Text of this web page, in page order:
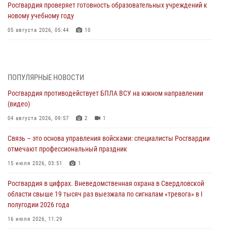
Росгвардия проверяет готовность образовательных учреждений к
новому учебному году
05 августа 2026, 05:44 10
04 августа 2026, 09:57 2
Росгвардия приняла участие в обеспечении безопасности Дня
города в Екатеринбурге
03 августа 2026, 07:43 3
Росгвардия приняла участие в межведомственном
антитеррористическом учении в Свердловской области
31 июля 2026, 12:27 1
Росгвардия обеспечивает безопасность граждан на южном
направлении
31 июля 2026, 06:56
ПОПУЛЯРНЫЕ НОВОСТИ
Росгвардия противодействует БПЛА ВСУ на южном направлении
(видео)
04 августа 2026, 09:57 2 1
Связь – это основа управления войсками: специалисты Росгвардии
отмечают профессиональный праздник
15 июля 2026, 03:51 1
Росгвардия в цифрах. Вневедомственная охрана в Свердловской
области свыше 19 тысяч раз выезжала по сигналам «тревога» в I
полугодии 2026 года
16 июля 2026, 11:29